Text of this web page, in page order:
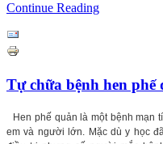
Continue Reading
Tự chữa bệnh hen phế
Hen phế quản là một bệnh mạn
em và người lớn. Mặc dù y học